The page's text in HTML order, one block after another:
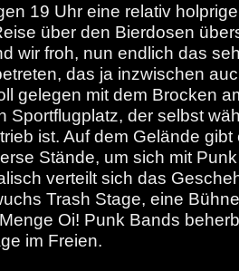
19 Uhr eine relativ
über den Bierdosen
wir froh, nun endlich das
das ja inzwischen
gelegen mit dem Brocken
Sportflugplatz, der selbst
ist. Auf dem Gelände
Stände, um sich mit
verteilt sich das
Trash Stage, eine
Oi! Punk Bands
im Freien.